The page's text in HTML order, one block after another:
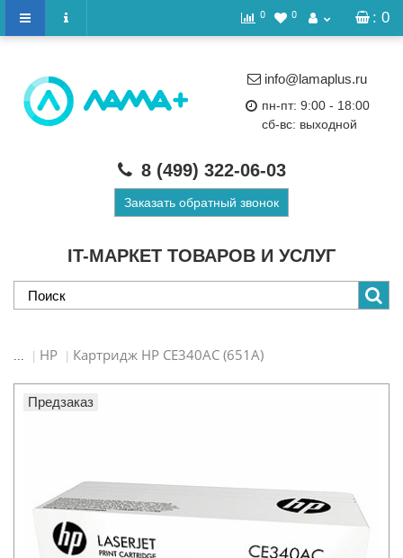
: 0
0 0
IT-МАРКЕТ ТОВАРОВ И УСЛУГ
info@lamaplus.ru
пн-пт: 9:00 - 18:00
сб-вс: выходной
8 (499) 322-06-03
Заказать обратный звонок
... HP Картридж HP CE340AC (651A)
Предзаказ